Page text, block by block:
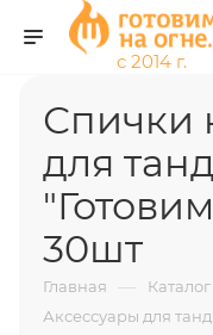
Спички
для
30шт
Главная — Каталог
Аксессуары для